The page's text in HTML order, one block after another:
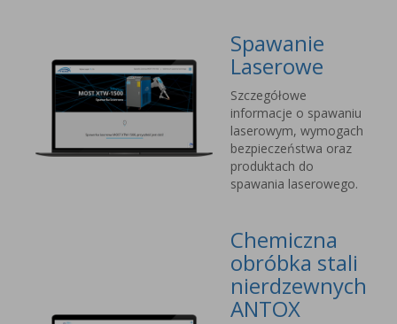
Spawanie
Laserowe
Szczegółowe
informacje o spawaniu
laserowym, wymogach
bezpieczeństwa oraz
produktach do
spawania laserowego.
Chemiczna
obróbka stali
nierdzewnych
ANTOX